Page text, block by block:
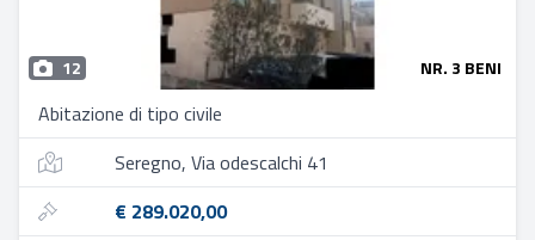
12 NR. 3 BENI
Abitazione di tipo civile
Seregno, Via odescalchi 41
€ 289.020,00